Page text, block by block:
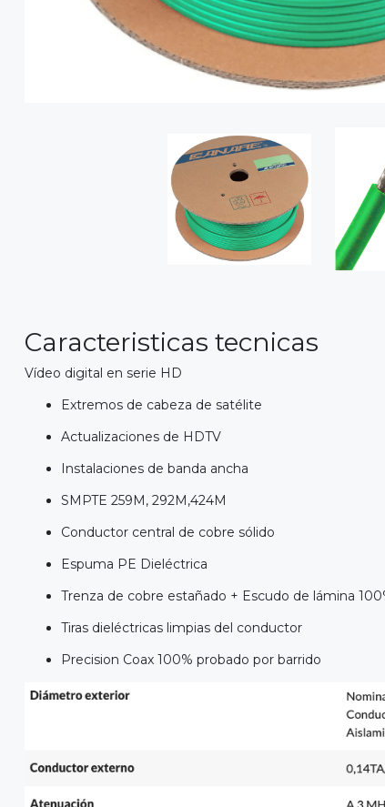
Caracteristicas tecnicas
Vídeo digital en serie HD
Extremos de cabeza de satélite
Actualizaciones de HDTV
Instalaciones de banda ancha
SMPTE 259M, 292M,424M
Conductor central de cobre sólido
Espuma PE Dieléctrica
Trenza de cobre estañado + Escudo de lámina
Tiras dieléctricas limpias del conductor
Precision Coax 100% probado por barrido